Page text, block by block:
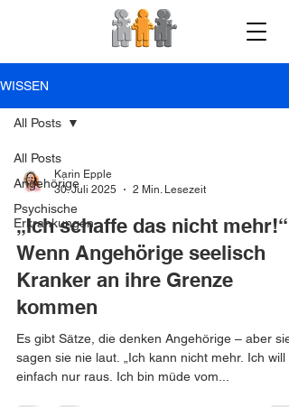
WISSEN
All Posts
Angehörige
Psychische
Erkrankungen
All Posts
Karin Epple
30. Juli 2025
2 Min. Lesezeit
„Ich schaffe das nicht mehr!“
Wenn Angehörige seelisch
Kranker an ihre Grenze
kommen
Es gibt Sätze, die denken Angehörige – aber sie
sagen sie nie laut. „Ich kann nicht mehr. Ich will
einfach nur raus. Ich bin müde vom...